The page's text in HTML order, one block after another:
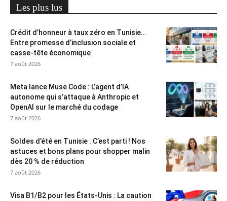
Les plus lus
Crédit d’honneur à taux zéro en Tunisie…
Entre promesse d’inclusion sociale et
casse-tête économique
7 août 2026
Meta lance Muse Code : L’agent d’IA
autonome qui s’attaque à Anthropic et
OpenAI sur le marché du codage
7 août 2026
Soldes d’été en Tunisie : C’est parti ! Nos
astuces et bons plans pour shopper malin
dès 20 % de réduction
7 août 2026
Visa B1/B2 pour les États-Unis : La caution